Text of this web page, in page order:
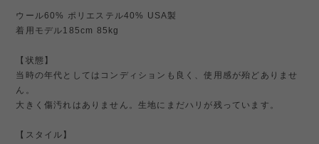
ウール60% ポリエステル40% USA製
着用モデル185cm 85kg
【状態】
当時の年代としてはコンディションも良く、使用感が殆どありませ
ん。
大きく傷汚れはありません。生地にまだハリが残っています。
【スタイル】